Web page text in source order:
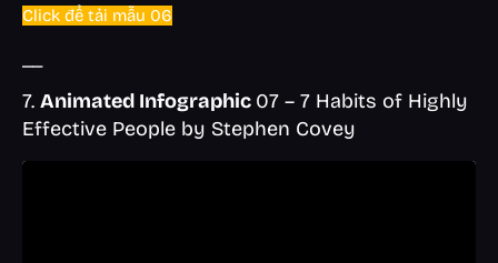
Click để tải mẫu 06
7. Animated Infographic 07 – 7 Habits of Highly
Effective People by Stephen Covey